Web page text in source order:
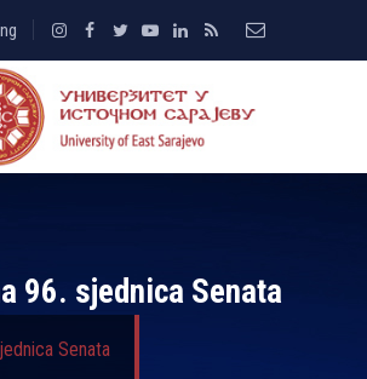
96. sjednica Senata
Senata